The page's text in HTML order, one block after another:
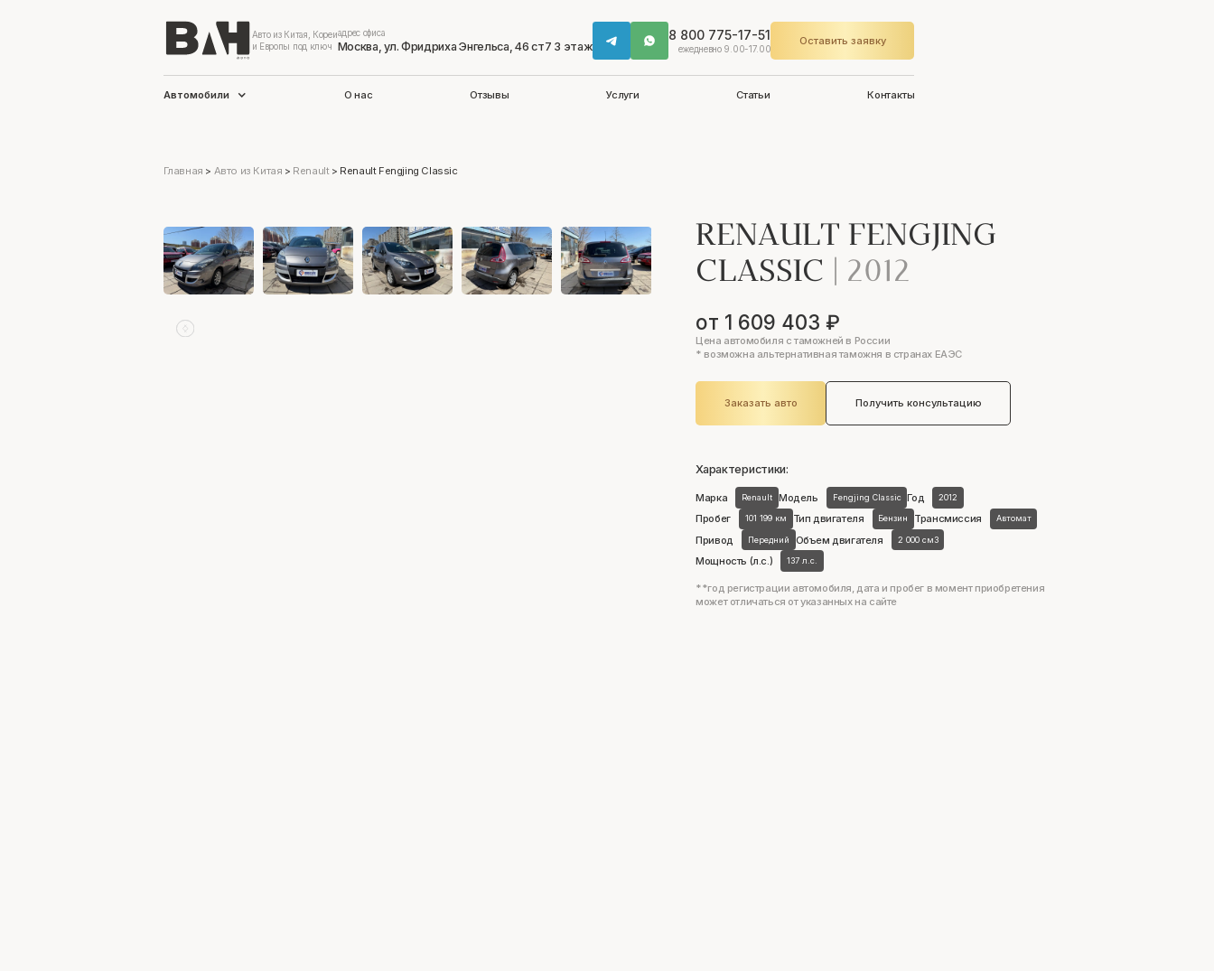
Авто из Китая, Кореи
и Европы под ключ
адрес офиса
Москва, ул. Фридриха Энгельса, 46 ст7 3 этаж
8 800 775-17-51
ежедневно 9.00-17.00
Оставить заявку
Автомобили О нас Отзывы Услуги Статьи Контакты
Главная > Авто из Китая > Renault> Renault Fengjing Classic
RENAULT FENGJING
CLASSIC | 2012
от 1 609 403 ₽
Цена автомобиля с таможней в России
* возможна альтернативная таможня в странах ЕАЭС
Заказать авто Получить консультацию
Характеристики:
Марка Renault Модель Fengjing Classic Год 2012
Пробег 101 199 км Тип двигателя Бензин Трансмиссия Автомат
Привод Передний Объем двигателя 2 000 см3
Мощность (л.с.) 137 л.с.
**год регистрации автомобиля, дата и пробег в момент приобретения
может отличаться от указанных на сайте